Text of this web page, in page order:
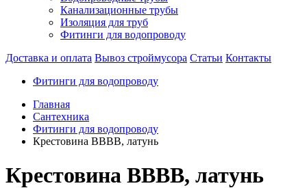
Канализационные трубы
Изоляция для труб
Фитинги для водопроводу
Доставка и оплата Вывоз строймусора Статьи Контакты
Фитинги для водопроводу
Главная
Сантехника
Фитинги для водопроводу
Крестовина ВВВВ, латунь
Крестовина ВВВВ, латунь